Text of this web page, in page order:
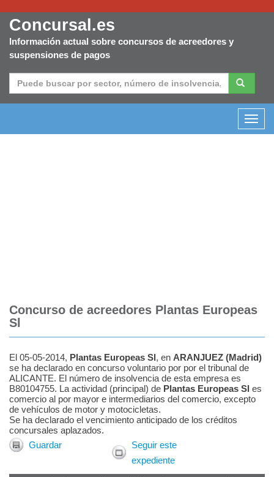
Concursal.es
Información actual sobre concursos de acreedores y
suspensiones de pagos
Concurso de acreedores Plantas Europeas
Sl
El 05-05-2014, Plantas Europeas Sl, en ARANJUEZ (Madrid)
se ha declarado en concurso voluntario por por el tribunal de
ALICANTE. El número de insolvencia de esta empresa es
B80104755. La actividad (principal) de Plantas Europeas Sl es
comercio al por mayor e intermediarios del comercio, excepto
de vehículos de motor y motocicletas.
Se ha declarado el vencimiento anticipado de los créditos
concursales aplazados.
Guardar
Seguir este
expediente